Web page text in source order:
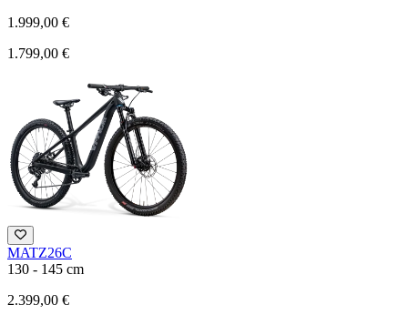
1.999,00 €
1.799,00 €
MATZ26C
130 - 145 cm
2.399,00 €